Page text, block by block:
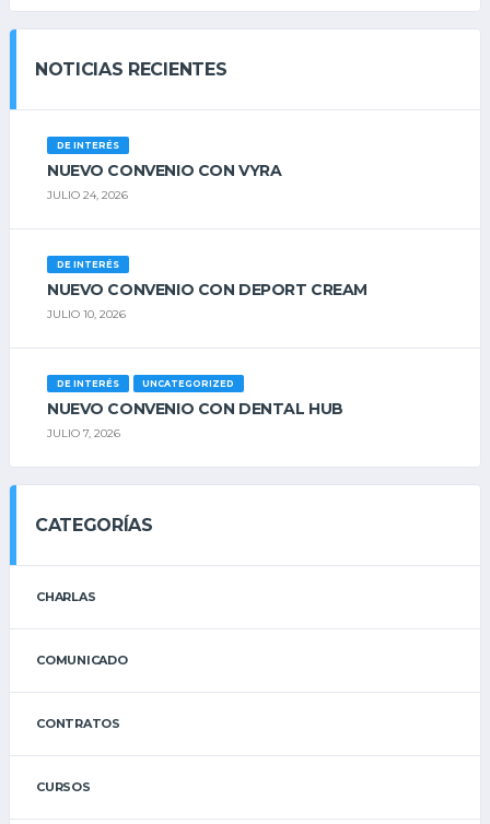
NOTICIAS RECIENTES
DE INTERÉS
NUEVO CONVENIO CON VYRA
JULIO 24, 2026
DE INTERÉS
NUEVO CONVENIO CON DEPORT CREAM
JULIO 10, 2026
DE INTERÉS UNCATEGORIZED
NUEVO CONVENIO CON DENTAL HUB
JULIO 7, 2026
CATEGORÍAS
CHARLAS
COMUNICADO
CONTRATOS
CURSOS